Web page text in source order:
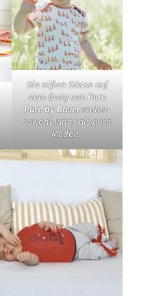
Die süßen Gänse auf
dem Body vonPure
Pure by Bauerstehen
sowohl Jungs als auch
Mädels.